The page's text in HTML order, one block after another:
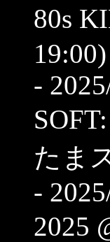
80s
19:00)
-
たま
-
2025